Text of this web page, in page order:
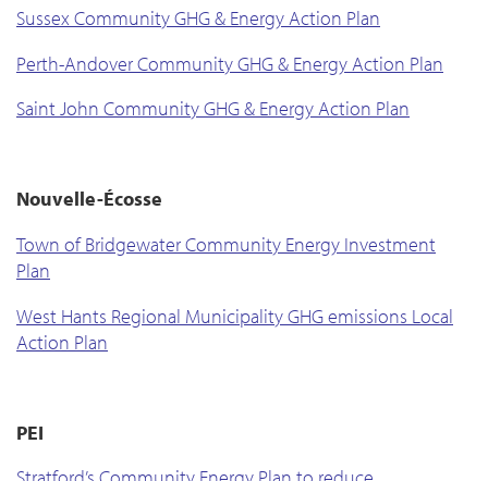
Sussex Community GHG & Energy Action Plan
Perth-Andover Community GHG & Energy Action Plan
Saint John Community GHG & Energy Action Plan
Nouvelle-Écosse
Town of Bridgewater Community Energy Investment
Plan
West Hants Regional Municipality GHG emissions Local
Action Plan
PEI